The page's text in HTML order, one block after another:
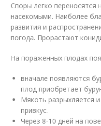
Споры легко переносятся
насекомыми. Наиболее
развития и
погода. Прорастают
На пораженных плодах
вначале появляются
плод приобретает
Мякоть разрыхляется
привкус.
Через 8-10 дней на